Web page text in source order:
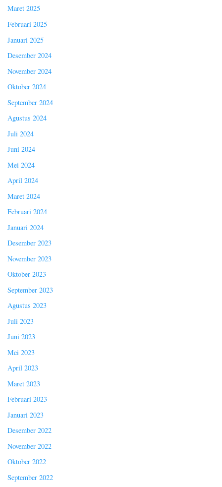
Maret 2025
Februari 2025
Januari 2025
Desember 2024
November 2024
Oktober 2024
September 2024
Agustus 2024
Juli 2024
Juni 2024
Mei 2024
April 2024
Maret 2024
Februari 2024
Januari 2024
Desember 2023
November 2023
Oktober 2023
September 2023
Agustus 2023
Juli 2023
Juni 2023
Mei 2023
April 2023
Maret 2023
Februari 2023
Januari 2023
Desember 2022
November 2022
Oktober 2022
September 2022